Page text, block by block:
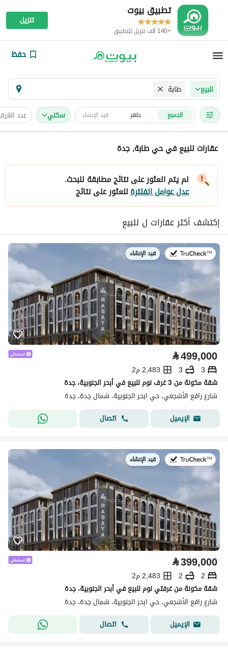
تطبيق بيوت
+140 ألف تنزيل للتطبيق
تنزيل
حفظ
للبيع طابة
الجميع جاهز قيد الإنشاء سكني عدد
عقارات للبيع في حي طابة, جدة
لم يتم العثور على نتائج مطابقة للبحث.
عدل عوامل الفلترةللعثور على نتائج
إكتشف أكثر عقارات ل للبيع
في:قيد الإنشاء
⃁499,000
3
3
2,483 م2
شقة مكونة من 3 غرف نوم للبيع في أبحر الجنوبية، جدة
شارع رافع الأشجعي، حي ابحر الجنوبية، شمال جدة، جدة
الإيميل
اتصال
في:قيد الإنشاء
⃁399,000
2
2
2,483 م2
شقة مكونة من غرفتي نوم للبيع في أبحر الجنوبية، جدة
شارع رافع الأشجعي، حي ابحر الجنوبية، شمال جدة، جدة
الإيميل
اتصال